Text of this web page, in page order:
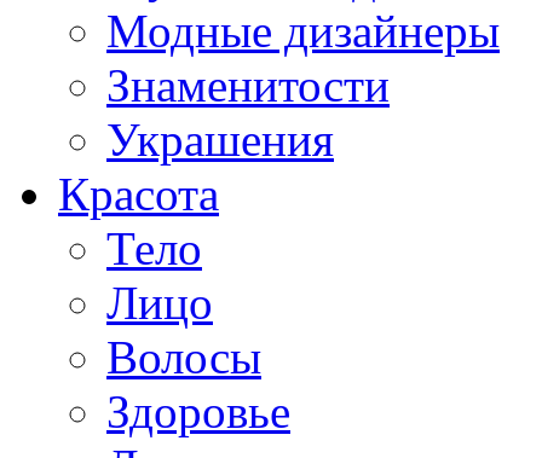
Модные дизайнеры
Знаменитости
Украшения
Красота
Тело
Лицо
Волосы
Здоровье